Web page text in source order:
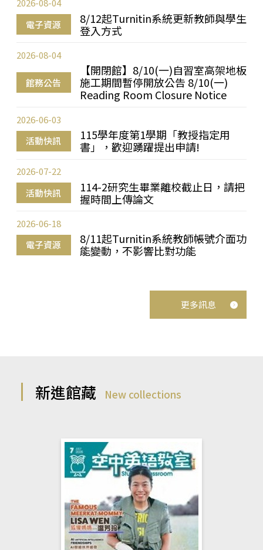
電子資源
8/12起Turnitin系統更新教師與學生
登入方式
2026-08-04
館務公告
【開閉館】8/10(一)自習室高架地板
施工期間暫停開放公告 8/10(一)
Reading Room Closure Notice
2026-08-04
活動快訊
115學年度第1學期「教授指定用
書」，歡迎踴躍提出申請!
2026-06-03
活動快訊
114-2研究生畢業離校截止日，請把
握時間上傳論文
2026-07-22
電子資源
8/11起Turnitin系統教師帳號介面功
能變動，不影響比對功能
2026-06-18
更多訊息
新進館藏 New collections